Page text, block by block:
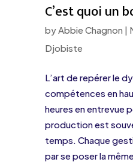
C’est quoi un
byAbbie Chagnon |
Djobiste
L’art de repérer le
compétences en
heures en entrevue
production est
temps. Chaque
par se poser la